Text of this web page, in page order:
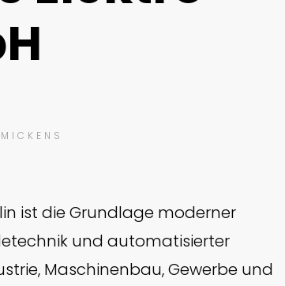
ist die Grundlage moderner
und automatisierter
Maschinenbau, Gewerbe und